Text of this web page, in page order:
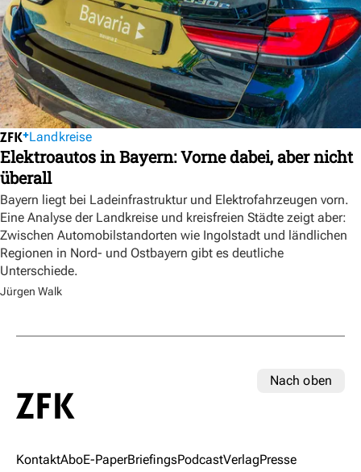
Landkreise
Elektroautos in Bayern: Vorne dabei, aber nicht
überall
Bayern liegt bei Ladeinfrastruktur und Elektrofahrzeugen vorn.
Eine Analyse der Landkreise und kreisfreien Städte zeigt aber:
Zwischen Automobilstandorten wie Ingolstadt und ländlichen
Regionen in Nord- und Ostbayern gibt es deutliche
Unterschiede.
Jürgen Walk
Nach oben
KontaktAboE-PaperBriefingsPodcastVerlagPresse